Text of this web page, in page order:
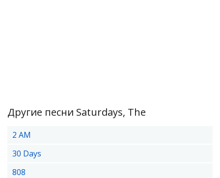
Другие песни Saturdays, The
2 AM
30 Days
808